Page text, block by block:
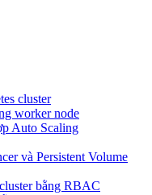
cluster
worker node
Auto Scaling
và Persistent Volume
bằng RBAC